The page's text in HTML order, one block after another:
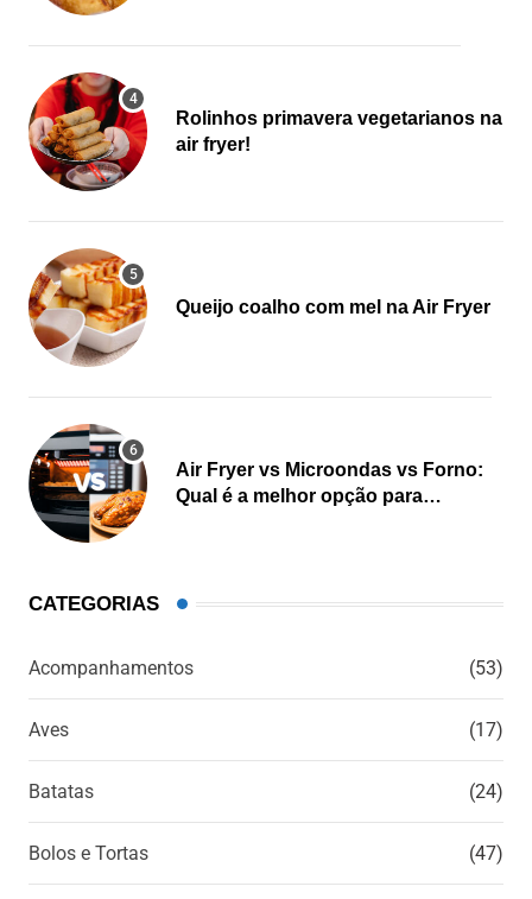
Rolinhos primavera vegetarianos na
air fryer!
Queijo coalho com mel na Air Fryer
Air Fryer vs Microondas vs Forno:
Qual é a melhor opção para
CATEGORIAS
Acompanhamentos (53)
Aves (17)
Batatas (24)
Bolos e Tortas (47)